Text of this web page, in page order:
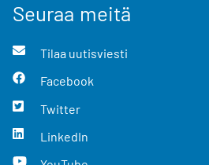
Seuraa meitä
Tilaa uutisviesti
Facebook
Twitter
LinkedIn